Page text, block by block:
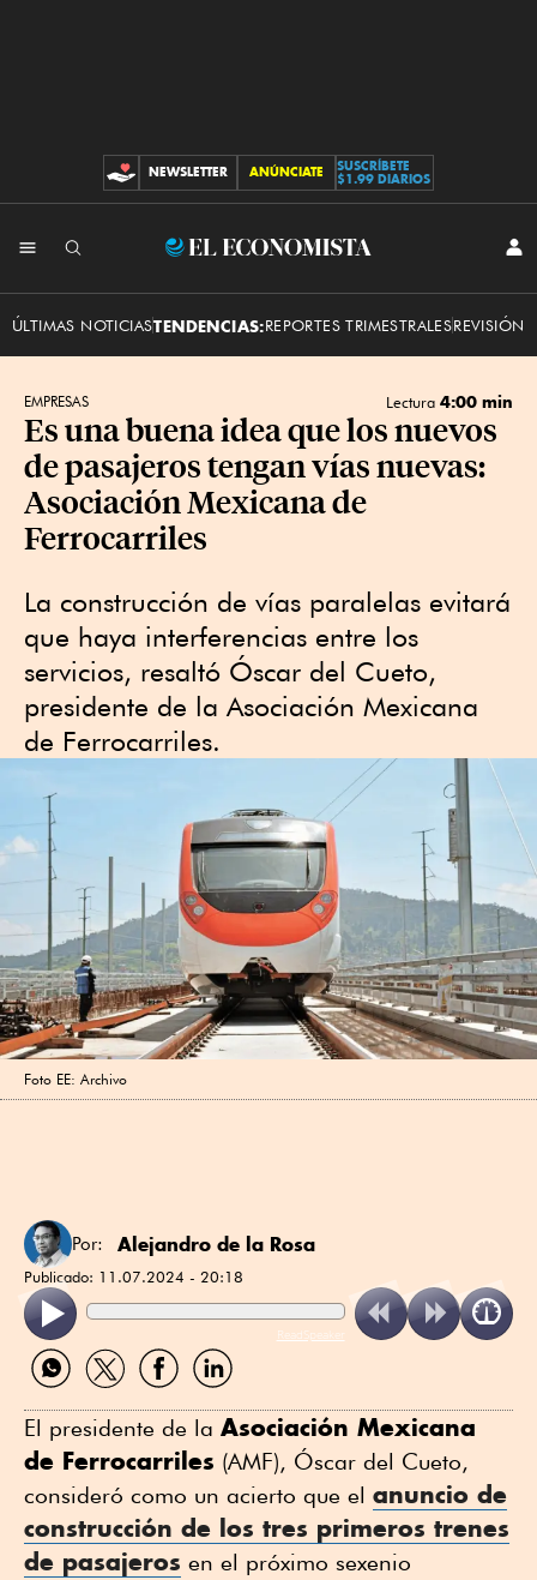
CONTRIBUCIONES
NEWSLETTER ANÚNCIATE
SUSCRÍBETE
$1.99 DIARIOS
El
ÚLTIMAS NOTICIASTENDENCIAS:REPORTES TRIMESTRALESREVISIÓN
EMPRESAS Lectura 4:00 min
Es una buena idea que los nuevos
de pasajeros tengan vías nuevas:
Asociación Mexicana de
Ferrocarriles
La construcción de vías paralelas evitará
que haya interferencias entre los
servicios, resaltó Óscar del Cueto,
presidente de la Asociación Mexicana
de Ferrocarriles.
Foto EE: Archivo
Por: Alejandro de la Rosa
Publicado: 11.07.2024 - 20:18
ReadSpeaker
Compartir
por
Compartir
por
Compartir
por
Compartir
por
El presidente de la Asociación Mexicana
de Ferrocarriles (AMF), Óscar del Cueto,
consideró como un acierto que el anuncio de
construcción de los tres primeros trenes
de pasajeros en el próximo sexenio